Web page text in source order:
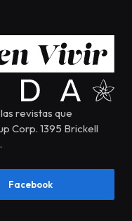
revistas que
Corp. 1395 Brickell
Facebook